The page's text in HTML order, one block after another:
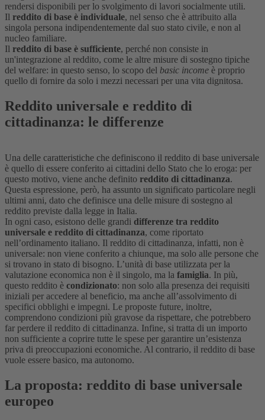
rendersi disponibili per lo svolgimento di lavori socialmente utili.
Il reddito di base è individuale, nel senso che è attribuito alla
singola persona indipendentemente dal suo stato civile, e non al
nucleo familiare.
Il reddito di base è sufficiente, perché non consiste in
un'integrazione al reddito, come le altre misure di sostegno tipiche
del welfare: in questo senso, lo scopo del basic income è proprio
quello di fornire da solo i mezzi necessari per una vita dignitosa.
Reddito universale e reddito di
cittadinanza: le differenze
Una delle caratteristiche che definiscono il reddito di base universale
è quello di essere conferito ai cittadini dello Stato che lo eroga: per
questo motivo, viene anche definito reddito di cittadinanza.
Questa espressione, però, ha assunto un significato particolare negli
ultimi anni, dato che definisce una delle misure di sostegno al
reddito previste dalla legge in Italia.
In ogni caso, esistono delle grandi differenze tra reddito
universale e reddito di cittadinanza, come riportato
nell’ordinamento italiano. Il reddito di cittadinanza, infatti, non è
universale: non viene conferito a chiunque, ma solo alle persone che
si trovano in stato di bisogno. L’unità di base utilizzata per la
valutazione economica non è il singolo, ma la famiglia. In più,
questo reddito è condizionato: non solo alla presenza dei requisiti
iniziali per accedere al beneficio, ma anche all’assolvimento di
specifici obblighi e impegni. Le proposte future, inoltre,
comprendono condizioni più gravose da rispettare, che potrebbero
far perdere il reddito di cittadinanza. Infine, si tratta di un importo
non sufficiente a coprire tutte le spese per garantire un’esistenza
priva di preoccupazioni economiche. Al contrario, il reddito di base
vuole essere basico, ma autonomo.
La proposta: reddito di base universale
europeo